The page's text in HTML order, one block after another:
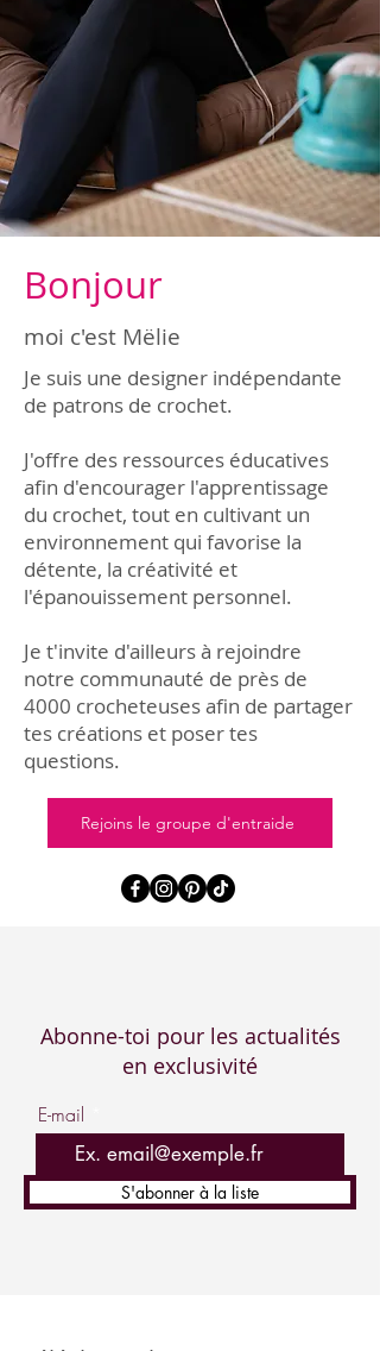
Bonjour
moi c'est Mëlie
Je suis une designer indépendante
de patrons de crochet.
J'offre des ressources éducatives
afin d'encourager l'apprentissage
du crochet, tout en cultivant un
environnement qui favorise la
détente, la créativité et
l'épanouissement personnel.
Je t'invite d'ailleurs à rejoindre
notre communauté de près de
4000 crocheteuses afin de partager
tes créations et poser tes
questions.
Rejoins le groupe d'entraide
Abonne-toi pour les actualités
en exclusivité
E-mail
S'abonner à la liste